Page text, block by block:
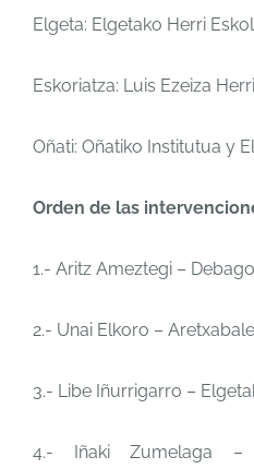
Elgeta: Elgetako Herri
Eskoriatza: Luis Ezeiza
Oñati: Oñatiko Institutua y
Orden de las
1.- Aritz Ameztegi –
2.- Unai Elkoro –
3.- Libe Iñurrigarro –
4.- Iñaki Zumelaga –